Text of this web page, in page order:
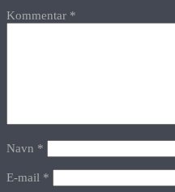
Kommentar *
Navn *
E-mail *